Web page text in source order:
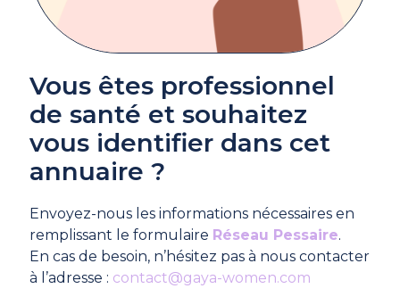
Vous êtes professionnel
de santé et souhaitez
vous identifier dans cet
annuaire ?
Envoyez-nous les informations nécessaires en
remplissant le formulaire Réseau Pessaire.
En cas de besoin, n’hésitez pas à nous contacter
à l’adresse : contact@gaya-women.com